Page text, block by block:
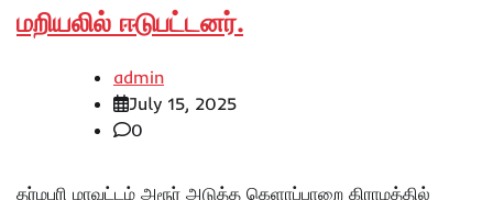
மறியலில் ஈடுபட்டனர்.
admin
July 15, 2025
0
தர்மபுரி மாவட்டம் அரூர் அடுத்த கெளாப்பாறை கிராமத்தில்